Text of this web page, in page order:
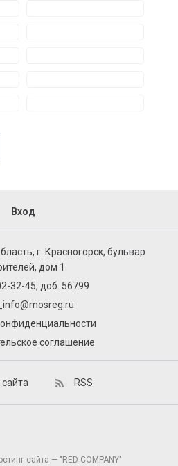
Вход
г. Красногорск, бульвар
дом 1
32-45, доб. 56799
соглашение
сайта RSS
сайта — "RED COMPANY"